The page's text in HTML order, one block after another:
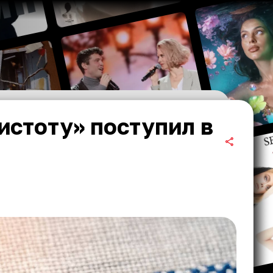
поступил в